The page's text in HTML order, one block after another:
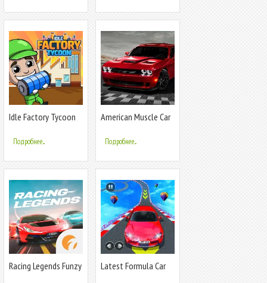
Idle Factory Tycoon
Подробнее...
American Muscle Car
Подробнее...
Racing Legends Funzy
Latest Formula Car